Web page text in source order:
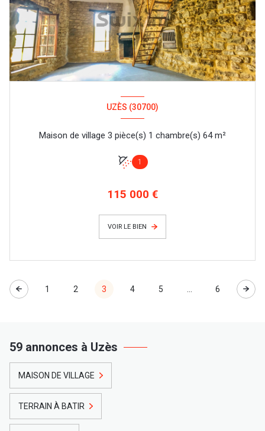
UZÈS (30700)
Maison de village 3 pièce(s) 1 chambre(s) 64 m²
1
115 000 €
VOIR LE BIEN
1 2 3 4 5 6
59 annonces à Uzès
MAISON DE VILLAGE
TERRAIN À BATIR